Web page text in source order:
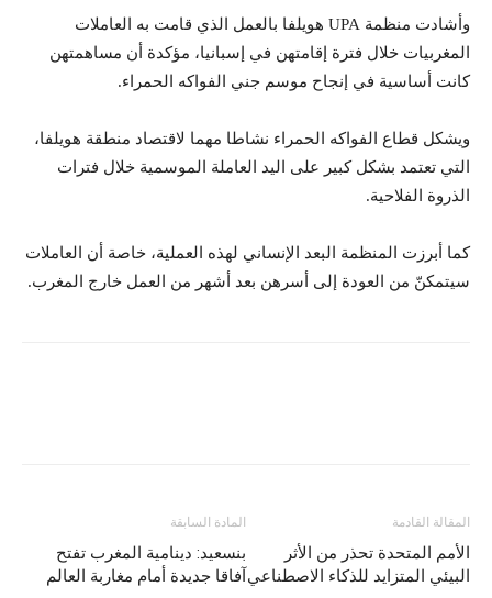
وأشادت منظمة UPA هويلفا بالعمل الذي قامت به العاملات
المغربيات خلال فترة إقامتهن في إسبانيا، مؤكدة أن مساهمتهن
كانت أساسية في إنجاح موسم جني الفواكه الحمراء.
ويشكل قطاع الفواكه الحمراء نشاطا مهما لاقتصاد منطقة هويلفا،
التي تعتمد بشكل كبير على اليد العاملة الموسمية خلال فترات
الذروة الفلاحية.
كما أبرزت المنظمة البعد الإنساني لهذه العملية، خاصة أن العاملات
سيتمكنّ من العودة إلى أسرهن بعد أشهر من العمل خارج المغرب.
المادة السابقة
بنسعيد: دينامية المغرب تفتح
آفاقا جديدة أمام مغاربة العالم
المقالة القادمة
الأمم المتحدة تحذر من الأثر
البيئي المتزايد للذكاء الاصطناعي